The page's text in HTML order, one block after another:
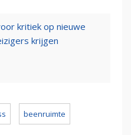
kritiek op nieuwe
krijgen
beenruimte